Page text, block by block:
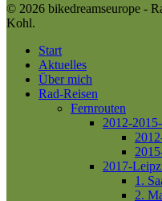
© 2026 bikedreamseurope -
Kohl.
Close
Menu
Start
Aktuelles
Über mich
Rad-Reisen
Fernrouten
2012-
2017-
1.
2.